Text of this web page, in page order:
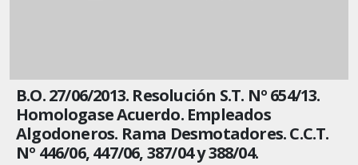
B.O. 27/06/2013. Resolución S.T. Nº 654/13.
Homologase Acuerdo. Empleados
Algodoneros. Rama Desmotadores. C.C.T.
Nº 446/06, 447/06, 387/04 y 388/04.